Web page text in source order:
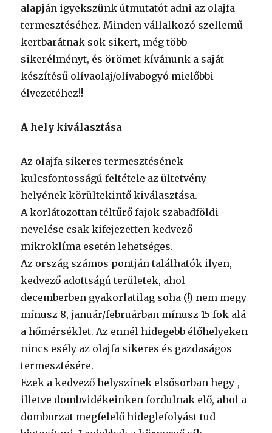
alapján igyekszünk útmutatót adni az olajfa
termesztéséhez. Minden vállalkozó szellemű
kertbarátnak sok sikert, még több
sikerélményt, és örömet kívánunk a saját
készítésű olívaolaj/olívabogyó mielőbbi
élvezetéhez!!
A hely kiválasztása
Az olajfa sikeres termesztésének
kulcsfontosságú feltétele az ültetvény
helyének körültekintő kiválasztása.
A korlátozottan téltűrő fajok szabadföldi
nevelése csak kifejezetten kedvező
mikroklíma esetén lehetséges.
Az ország számos pontján találhatók ilyen,
kedvező adottságú területek, ahol
decemberben gyakorlatilag soha (!) nem megy
mínusz 8, január/februárban mínusz 15 fok alá
a hőmérséklet. Az ennél hidegebb élőhelyeken
nincs esély az olajfa sikeres és gazdaságos
termesztésére.
Ezek a kedvező helyszínek elsősorban hegy-,
illetve dombvidékeinken fordulnak elő, ahol a
domborzat megfelelő hideglefolyást tud